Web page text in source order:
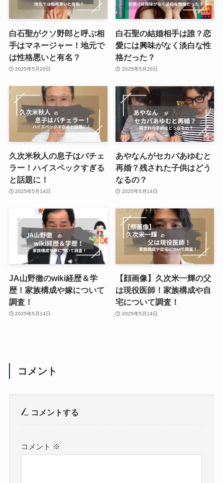
白石聖がクソ野郎と呼ぶ相
手はマネージャー！地元で
は性格悪いと有名？
2025年5月20日
白石聖の結婚相手は誰？恋
愛には興味がなく淡白な性
格だった？
2025年5月20日
久次米秋人の息子はバチェ
ラー！ハイスペックすぎる
と話題に！
2025年5月14日
あやなんがセカパあゆむと
再婚？残された子供はどう
なるの？
2025年5月14日
JA山野徹のwiki経歴＆学
歴！家族構成や嫁について
調査！
2025年5月14日
【顔画像】久次米一輝の父
は現役医師！家族構成や自
宅について調査！
2025年5月14日
コメント
コメントする
コメント ※